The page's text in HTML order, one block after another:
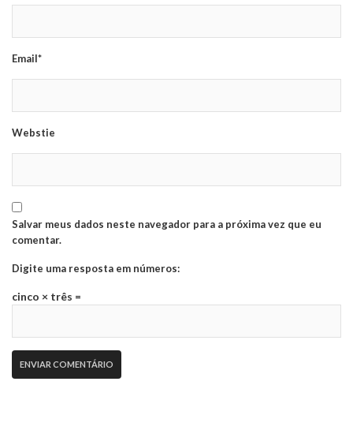
Email*
Webstie
Salvar meus dados neste navegador para a próxima vez que eu
comentar.
Digite uma resposta em números:
cinco × três =